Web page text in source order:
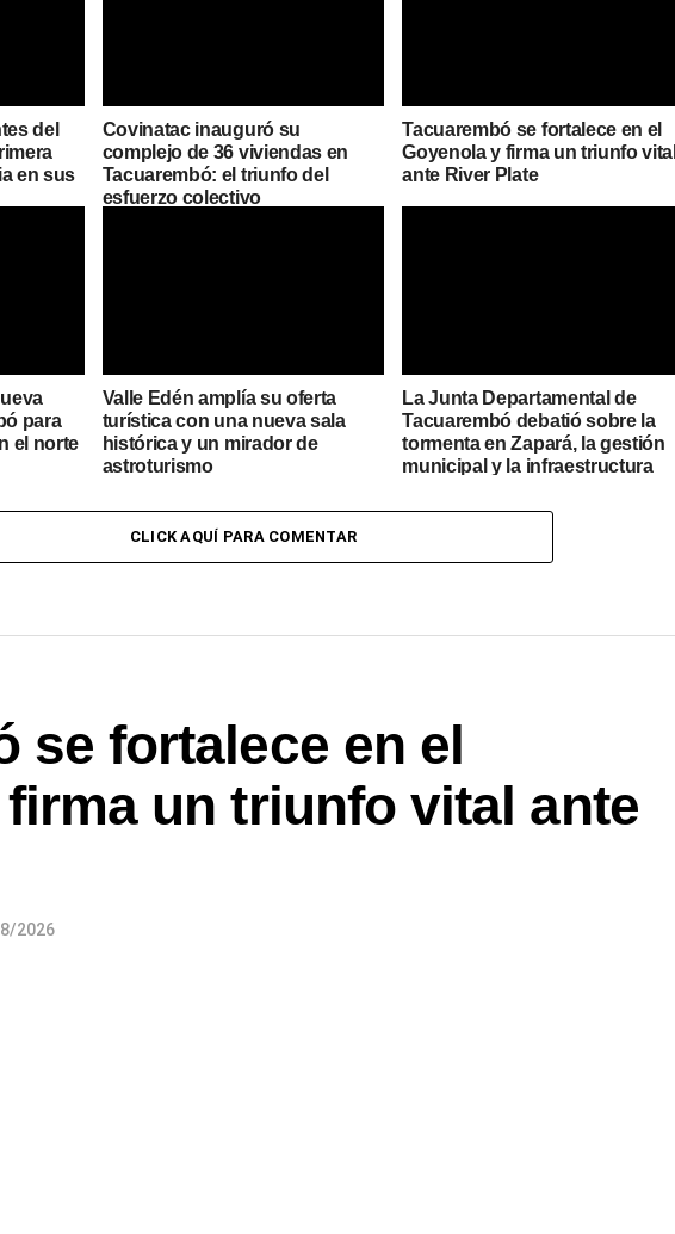
del
en sus
Covinatac inauguró su
complejo de 36 viviendas en
Tacuarembó: el triunfo del
esfuerzo colectivo
Tacuarembó se fortalece en el
Goyenola y firma un triunfo vital
ante River Plate
para
el norte
Valle Edén amplía su oferta
turística con una nueva sala
histórica y un mirador de
astroturismo
La Junta Departamental de
Tacuarembó debatió sobre la
tormenta en Zapará, la gestión
municipal y la infraestructura
CLICK AQUÍ PARA COMENTAR
se fortalece en el
un triunfo vital ante
2026